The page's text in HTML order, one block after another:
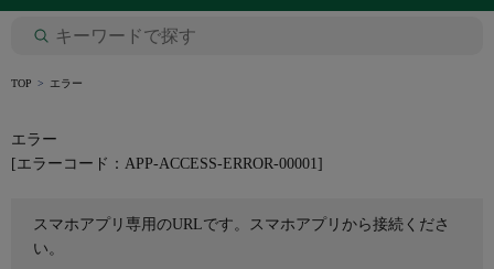
TOP エラー
エラー
[エラーコード：APP-ACCESS-ERROR-00001]
スマホアプリ専用のURLです。スマホアプリから接続くださ
い。